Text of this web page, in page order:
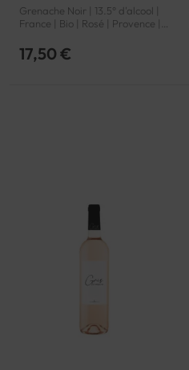
Grenache Noir | 13.5° d'alcool |
France | Bio | Rosé | Provence |
17,50 €